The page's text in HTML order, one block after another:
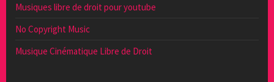
Musiques libre de droit pour youtube
No Copyright Music
Musique Cinématique Libre de Droit